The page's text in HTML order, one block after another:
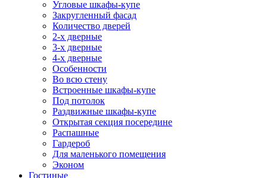
Угловые шкафы-купе
Закругленный фасад
Количество дверей
2-х дверные
3-х дверные
4-х дверные
Особенности
Во всю стену
Встроенные шкафы-купе
Под потолок
Раздвижные шкафы-купе
Открытая секция посередине
Распашные
Гардероб
Для маленького помещения
Эконом
Гостиные